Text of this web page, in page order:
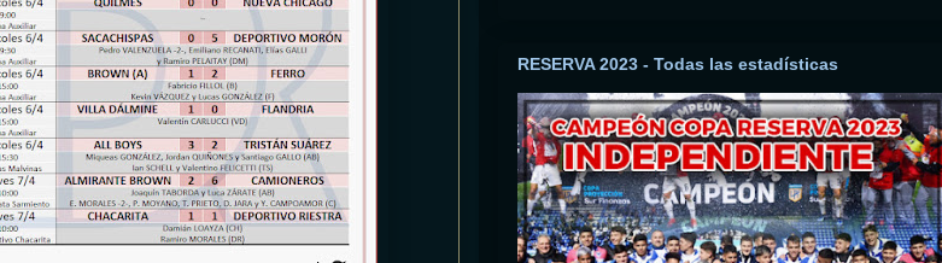
RESERVA 2023 - Todas las estadísticas